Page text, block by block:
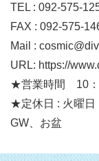
TEL : 092-575-
FAX : 092-575-
Mail :
URL: https://
★営業時間 10：
★定休日 : 火曜日
GW、お盆